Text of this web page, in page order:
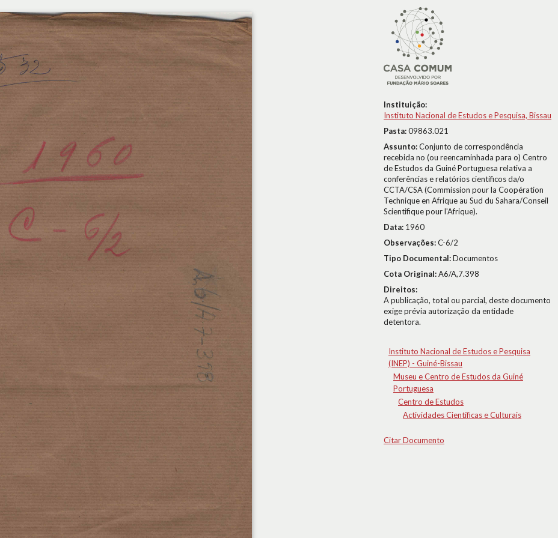
Instituição:
Instituto Nacional de Estudos e Pesquisa, Bissau
Pasta:09863.021
Assunto:Conjunto de correspondência
recebida no (ou reencaminhada para o) Centro
de Estudos da Guiné Portuguesa relativa a
conferências e relatórios científicos da/o
CCTA/CSA (Commission pour la Coopération
Technique en Afrique au Sud du Sahara/Conseil
Scientifique pour l'Afrique).
Data: 1960
Observações:C-6/2
Tipo Documental:Documentos
Cota Original:A6/A,7.398
Direitos:
A publicação, total ou parcial, deste documento
exige prévia autorização da entidade
detentora.
Instituto Nacional de Estudos e Pesquisa
(INEP) - Guiné-Bissau
Museu e Centro de Estudos da Guiné
Portuguesa
Centro de Estudos
Actividades Científicas e Culturais
Citar Documento